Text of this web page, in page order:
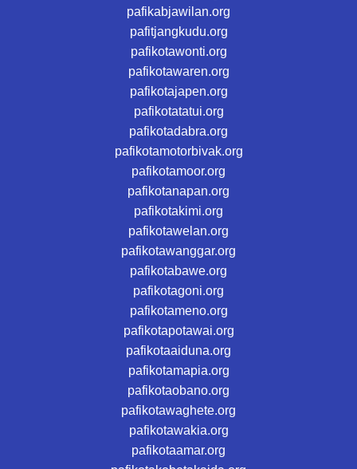
pafikabjawilan.org
pafitjangkudu.org
pafikotawonti.org
pafikotawaren.org
pafikotajapen.org
pafikotatatui.org
pafikotadabra.org
pafikotamotorbivak.org
pafikotamoor.org
pafikotanapan.org
pafikotakimi.org
pafikotawelan.org
pafikotawanggar.org
pafikotabawe.org
pafikotagoni.org
pafikotameno.org
pafikotapotawai.org
pafikotaaiduna.org
pafikotamapia.org
pafikotaobano.org
pafikotawaghete.org
pafikotawakia.org
pafikotaamar.org